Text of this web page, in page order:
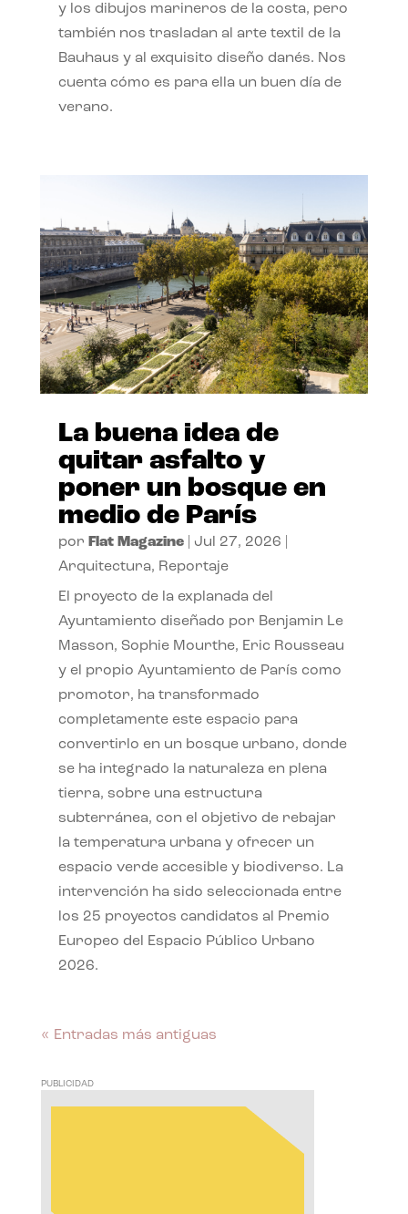
y los dibujos marineros de la costa, pero
también nos trasladan al arte textil de la
Bauhaus y al exquisito diseño danés. Nos
cuenta cómo es para ella un buen día de
verano.
La buena idea de
quitar asfalto y
poner un bosque en
medio de París
por Flat Magazine| Jul 27, 2026
Arquitectura, Reportaje
El proyecto de la explanada del
Ayuntamiento diseñado por Benjamin Le
Masson, Sophie Mourthe, Eric Rousseau
y el propio Ayuntamiento de París como
promotor, ha transformado
completamente este espacio para
convertirlo en un bosque urbano, donde
se ha integrado la naturaleza en plena
tierra, sobre una estructura
subterránea, con el objetivo de rebajar
la temperatura urbana y ofrecer un
espacio verde accesible y biodiverso. La
intervención ha sido seleccionada entre
los 25 proyectos candidatos al Premio
Europeo del Espacio Público Urbano
2026.
« Entradas más antiguas
PUBLICIDAD